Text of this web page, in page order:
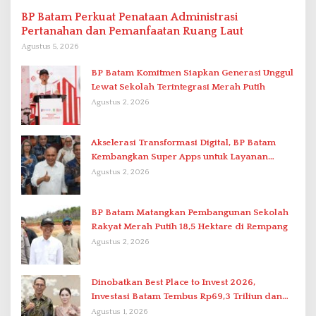
BP Batam Perkuat Penataan Administrasi
Pertanahan dan Pemanfaatan Ruang Laut
Agustus 5, 2026
BP Batam Komitmen Siapkan Generasi Unggul
Lewat Sekolah Terintegrasi Merah Putih
Agustus 2, 2026
Akselerasi Transformasi Digital, BP Batam
Kembangkan Super Apps untuk Layanan
Terpadu
Agustus 2, 2026
BP Batam Matangkan Pembangunan Sekolah
Rakyat Merah Putih 18,5 Hektare di Rempang
Agustus 2, 2026
Dinobatkan Best Place to Invest 2026,
Investasi Batam Tembus Rp69,3 Triliun dan
Ekonomi Tumbuh 6,76 Persen
Agustus 1, 2026